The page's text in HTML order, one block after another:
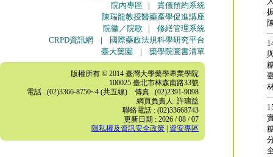
院內專區 | 貴儀預約系統
陳瑞龍教授醫藥產學促進講座
院徽／院歌 | 修繕管理系統
CRPD資訊網 |
國際藥政法規科學研究平台
臺大藥園
| 藥學院圖書清單
版權所有 © 2014 臺灣大學藥學專業學院
100025 臺北市林森南路33號
電話 : (02)3366-8750~4 (共五線) 傳真 : (02)2391-9098
網頁負責人: 許瑭益
聯絡電話 : (02)33668743
更新日期 : 2026 / 08 / 07
隱私權及資訊安全政策
資安專區